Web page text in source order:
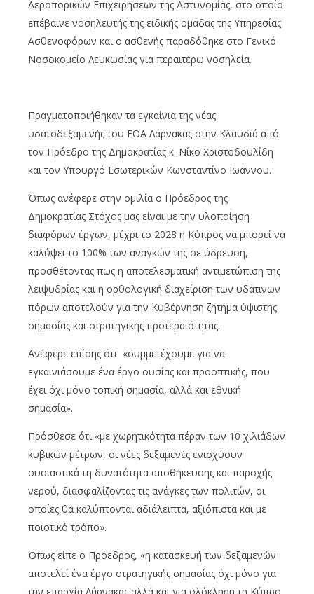
Αεροπορικών Επιχειρήσεων της Αστυνομίας, στο οποίο
επέβαινε νοσηλευτής της ειδικής ομάδας της Υπηρεσίας
Ασθενοφόρων και ο ασθενής παραδόθηκε στο Γενικό
Νοσοκομείο Λευκωσίας για περαιτέρω νοσηλεία.
Πραγματοποιήθηκαν τα εγκαίνια της νέας
υδατοδεξαμενής του ΕΟΑ Λάρνακας στην Κλαυδιά από
τον Πρόεδρο της Δημοκρατίας κ. Νίκο Χριστοδουλίδη
και τον Υπουργό Εσωτερικών Κωνσταντίνο Ιωάννου.
Όπως ανέφερε στην ομιλία ο Πρόεδρος της
Δημοκρατίας Στόχος μας είναι με την υλοποίηση
διαφόρων έργων, μέχρι το 2028 η Κύπρος να μπορεί να
καλύψει το 100% των αναγκών της σε ύδρευση,
προσθέτοντας πως η αποτελεσματική αντιμετώπιση της
λειψυδρίας και η ορθολογική διαχείριση των υδάτινων
πόρων αποτελούν για την Κυβέρνηση ζήτημα ύψιστης
σημασίας και στρατηγικής προτεραιότητας.
Ανέφερε επίσης ότι «συμμετέχουμε για να
εγκαινιάσουμε ένα έργο ουσίας και προοπτικής, που
έχει όχι μόνο τοπική σημασία, αλλά και εθνική
σημασία».
Πρόσθεσε ότι «με χωρητικότητα πέραν των 10 χιλιάδων
κυβικών μέτρων, οι νέες δεξαμενές ενισχύουν
ουσιαστικά τη δυνατότητα αποθήκευσης και παροχής
νερού, διασφαλίζοντας τις ανάγκες των πολιτών, οι
οποίες θα καλύπτονται αδιάλειπτα, αξιόπιστα και με
ποιοτικό τρόπο».
Όπως είπε ο Πρόεδρος, «η κατασκευή των δεξαμενών
αποτελεί ένα έργο στρατηγικής σημασίας όχι μόνο για